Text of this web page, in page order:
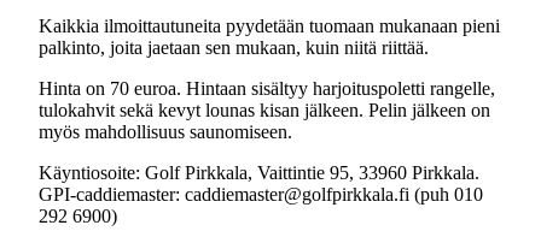
Kaikkia ilmoittautuneita pyydetään tuomaan mukanaan pieni
palkinto, joita jaetaan sen mukaan, kuin niitä riittää.
Hinta on 70 euroa. Hintaan sisältyy harjoituspoletti rangelle,
tulokahvit sekä kevyt lounas kisan jälkeen. Pelin jälkeen on
myös mahdollisuus saunomiseen.
Käyntiosoite: Golf Pirkkala, Vaittintie 95, 33960 Pirkkala.
GPI-caddiemaster: caddiemaster@golfpirkkala.fi (puh 010
292 6900)